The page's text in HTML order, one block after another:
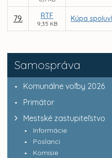
Samospráva
Komunálne voľby 2026
Primátor
Mestské zastupiteľstvo
Informácie
Poslanci
Komisie
79. RTF
9,35 KB
Kúpa